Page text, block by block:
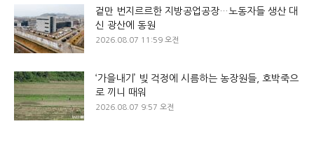
겉만 번지르르한 지방공업공장…노동자들 생산 대
신 광산에 동원
2026.08.07 11:59 오전
‘가을내기’ 빚 걱정에 시름하는 농장원들, 호박죽으
로 끼니 때워
2026.08.07 9:57 오전